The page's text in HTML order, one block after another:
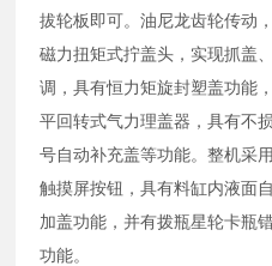
拔轮板即可。油尼龙齿轮传动
磁力扭矩式拧盖头，实现抓盖
调，具有恒力矩旋封塑盖功能
平回转式气力理盖器，具有不
号自动补充盖等功能。整机采
触摸屏按钮，具有料缸内液面
加盖功能，并有拨瓶星轮卡瓶
功能。